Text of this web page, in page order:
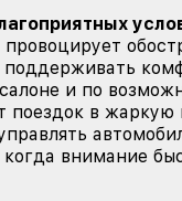
и по
поездок в жаркую
внимание